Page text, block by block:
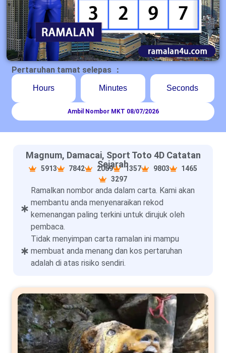
Pertaruhan tamat selepas ：
Hours Minutes Seconds
Ambil Nombor MKT 08/07/2026
Magnum, Damacai, Sport Toto 4D Catatan
Sejarah
5913 7842 2069 1357 9803
1465
3297
Ramalkan nombor anda dalam carta. Kami akan
membantu anda menyenaraikan rekod
kemenangan paling terkini untuk dirujuk oleh
pembaca.
Tidak menyimpan carta ramalan ini mampu
membuat anda menang dan kos pertaruhan
adalah di atas risiko sendiri.